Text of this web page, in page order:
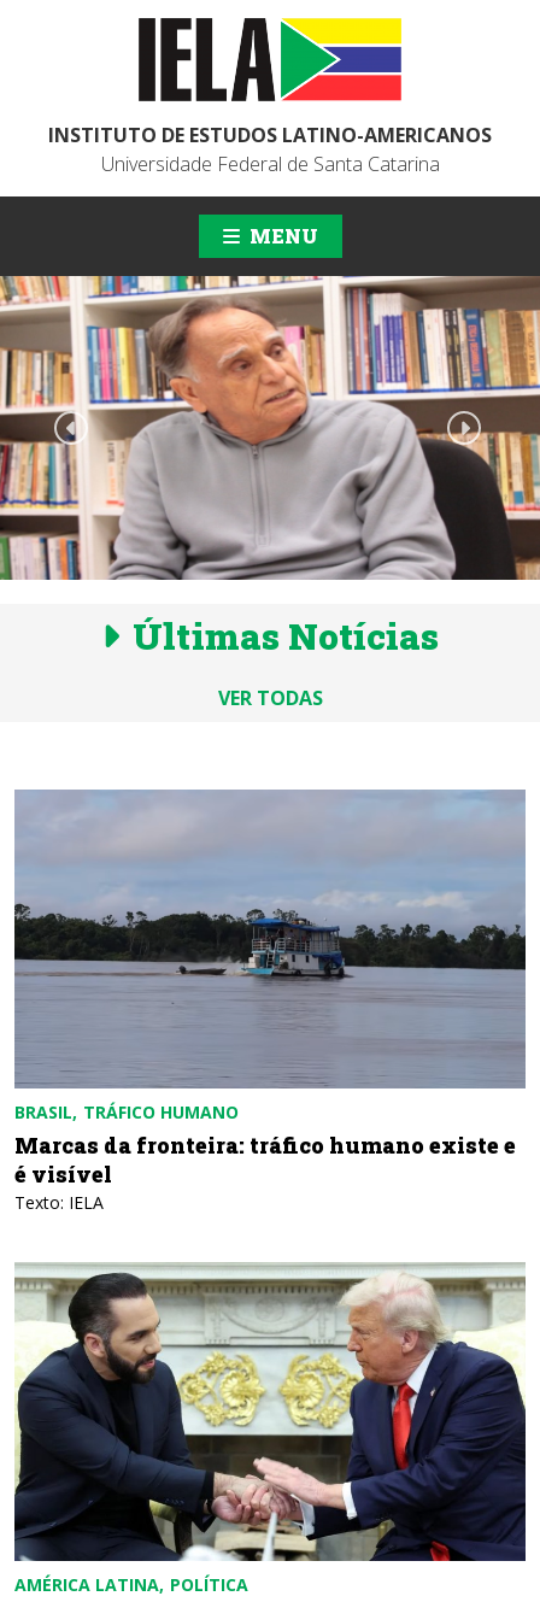
INSTITUTO DE ESTUDOS LATINO-AMERICANOS
Universidade Federal de Santa Catarina
MENU
Últimas Notícias
VER TODAS
BRASIL TRÁFICO HUMANO
Marcas da fronteira: tráfico humano existe e
é visível
Texto: IELA
AMÉRICA LATINA POLÍTICA